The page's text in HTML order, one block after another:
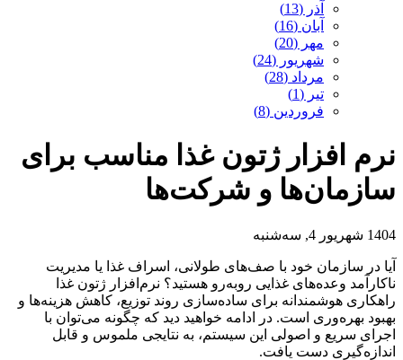
آذر (13)
آبان (16)
مهر (20)
شهریور (24)
مرداد (28)
تیر (1)
فروردین (8)
نرم افزار ژتون غذا مناسب برای
سازمان‌ها و شرکت‌ها
1404 شهریور 4, سه‌شنبه
آیا در سازمان خود با صف‌های طولانی، اسراف غذا یا مدیریت
ناکارآمد وعده‌های غذایی روبه‌رو هستید؟ نرم‌افزار ژتون غذا
راهکاری هوشمندانه برای ساده‌سازی روند توزیع، کاهش هزینه‌ها و
بهبود بهره‌وری است. در ادامه خواهید دید که چگونه می‌توان با
اجرای سریع و اصولی این سیستم، به نتایجی ملموس و قابل
اندازه‌گیری دست یافت.